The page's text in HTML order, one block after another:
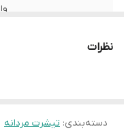
توضیحات سایزنظرات
دسته‌بندی: تیشرت مردانه